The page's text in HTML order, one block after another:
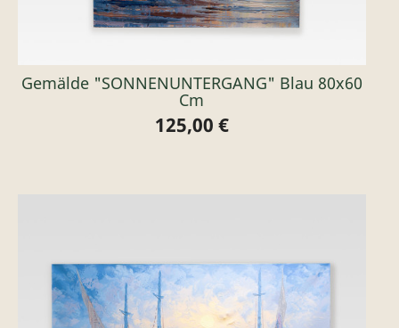
Gemälde "SONNENUNTERGANG" Blau 80x60
Cm
Preis
125,00 €